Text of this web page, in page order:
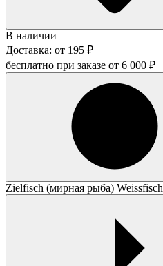
В наличии
Доставка: от 195 ₽
бесплатно при заказе от 6 000 ₽
Zielfisch (мирная рыба) Weissfisch